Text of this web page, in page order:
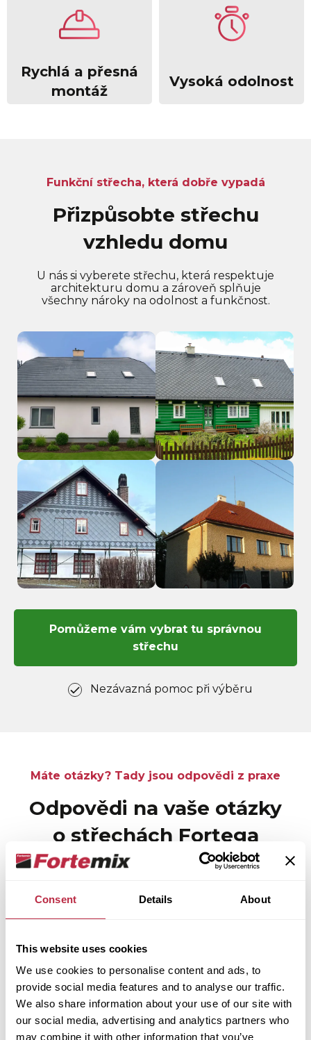
Consent Details About
This website uses cookies
We use cookies to personalise content and ads, to
provide social media features and to analyse our traffic.
We also share information about your use of our site with
our social media, advertising and analytics partners who
may combine it with other information that you’ve
Rychlá a přesná
montáž
Vysoká odolnost
Funkční střecha, která dobře vypadá
Přizpůsobte střechu
vzhledu domu
U nás si vyberete střechu, která respektuje
architekturu domu a zároveň splňuje
všechny nároky na odolnost a funkčnost.
Pomůžeme vám vybrat tu správnou
střechu
Nezávazná pomoc při výběru
Máte otázky? Tady jsou odpovědi z praxe
Odpovědi na vaše otázky
o střechách Fortega
Výběr střechy není malé rozhodnutí. Tohle jsou
Na řadyFlex34, Flex41 a Traditionje
poskytována záruka 22 let. Na
velkoformátovou krytinuFortega Neoje